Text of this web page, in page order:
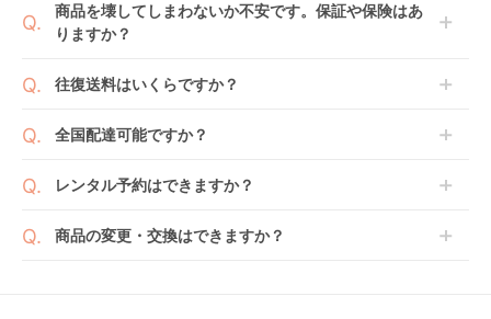
の上で、早期にご返却ください。
のもございます。
新品商品はメーカーから仕入れた状態のものをお送り
走行テストを行う場合がございます。
となる場合がございます。その際、メーカーの都合に
場合や、在庫切れによりご注文をキャンセルさせてい
い。
※万が一キャンセルとなった場合には、代金は全額ご
商品を壊してしまわないか不安です。保証や保険はあ
りますか？
おります。
ョンをご購入ください。
詳しくはこちらをご確認ください。
往復送料はいくらですか？
へ入れ、カートページから住所を入力すると送料が確
全国配達可能ですか？
※空港への配達はご対応できかねますのであらかじめ
レンタル予約はできますか？
可能ですので、商品のご注文時にご希望のお日にちに
商品の変更・交換はできますか？